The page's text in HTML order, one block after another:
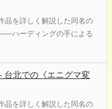
品を詳しく解説した同名の
ハーディングの手による
台北での《エニグマ変
品を詳しく解説した同名の